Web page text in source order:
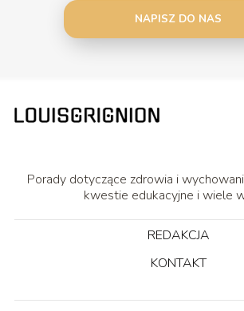
NAPISZ DO NAS
Porady dotyczące zdrowia i
kwestie edukacyjne i wiele
REDAKCJA
KONTAKT